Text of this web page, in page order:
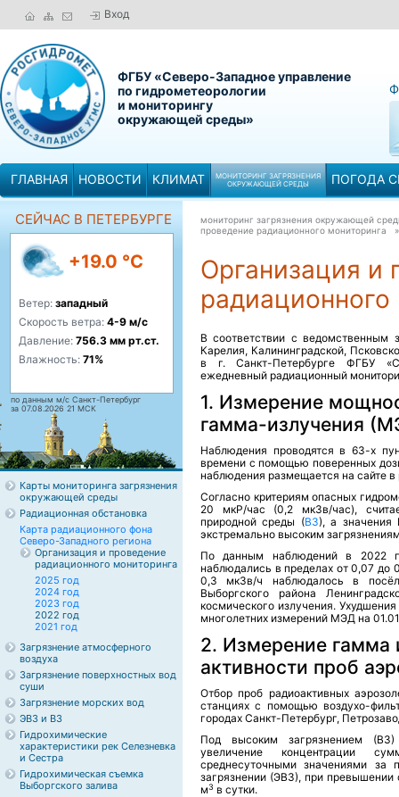
Вход
ФГБУ «Северо-Западное управление
по гидрометеорологии
и мониторингу
окружающей среды»
ГЛАВНАЯ НОВОСТИ КЛИМАТ
МОНИТОРИНГ ЗАГРЯЗНЕНИЯ
ОКРУЖАЮЩЕЙ СРЕДЫ
ПОГОДА
СЕЙЧАС В ПЕТЕРБУРГЕ
+19.0 °C
Ветер: западный
Скорость ветра: 4-9 м/с
Давление: 756.3 мм рт.ст.
Влажность: 71%
по данным м/с Санкт-Петербург
за 07.08.2026 21 МСК
Карты мониторинга загрязнения
окружающей среды
Радиационная обстановка
Карта радиационного фона
Северо-Западного региона
Организация и проведение
радиационного мониторинга
2025 год
2024 год
2023 год
2022 год
2021 год
Загрязнение атмосферного
воздуха
Загрязнение поверхностных вод
суши
Загрязнение морских вод
ЭВЗ и ВЗ
Гидрохимические
характеристики рек Селезневка
и Сестра
Гидрохимическая съемка
Выборгского залива
мониторинг загрязнения окружающей
проведение радиационного
Организация и
В соответствии с ведомственным
Карелия, Калининградской,
в г. Санкт-Петербурге ФГБУ
ежедневный радиационный
1. Измерение
гамма-излучения
Наблюдения проводятся в 63-х
времени с помощью поверенных
наблюдения размещается на сайте в
Согласно критериям опасных
20 мкР/час (0,2 мкЗв/час),
природной среды (ВЗ), а значения
экстремально высоким
По данным наблюдений в 2022
наблюдались в пределах от 0,07
0,3 мкЗв/ч наблюдалось в
Выборгского района
космического излучения.
многолетних измерений МЭД на
2. Измерение гамма
активности проб
Отбор проб радиоактивных
станциях с помощью воздухо-
городах Санкт-Петербург,
Под высоким загрязнением
увеличение концентрации
среднесуточными значениями
загрязнении (ЭВЗ), при
м3 в сутки.